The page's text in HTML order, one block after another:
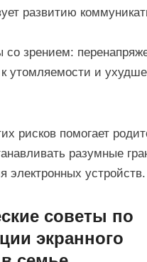
развитию
зрением:
к утомляемости и
рисков помогает
разумные
электронных устройств.
советы по
экранного